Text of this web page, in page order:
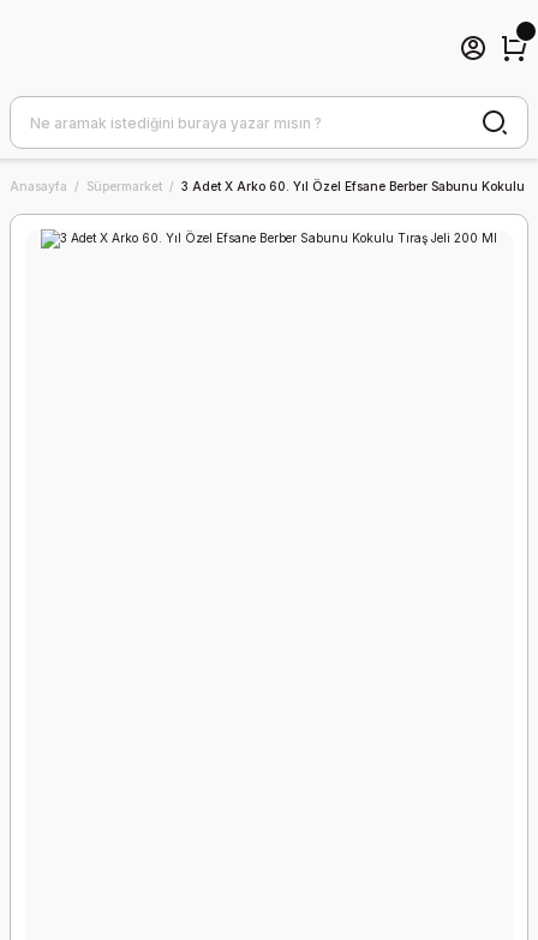
Anasayfa Süpermarket 3 Adet X Arko 60. Yıl Özel Efsane Berber Sabunu Kokulu